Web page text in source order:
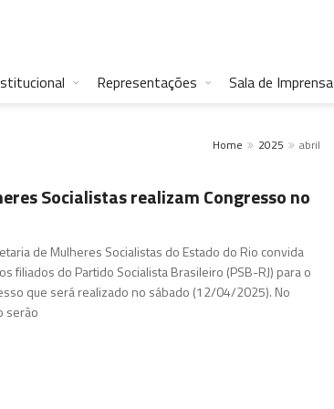
Representações Sala de Imprensa
Home 2025 abril
Socialistas realizam Congresso no
de Mulheres Socialistas do Estado do Rio convida
filiados do Partido Socialista Brasileiro (PSB-RJ) para o
que será realizado no sábado (12/04/2025). No
serão